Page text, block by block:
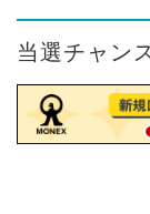
ン
ツ
へ
移
動
当選チャン